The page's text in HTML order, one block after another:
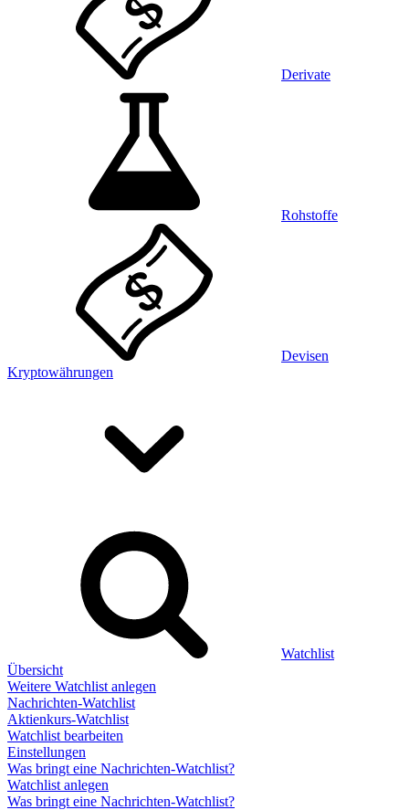
Derivate
Rohstoffe
Devisen
Kryptowährungen
Watchlist
Übersicht
Weitere Watchlist anlegen
Nachrichten-Watchlist
Aktienkurs-Watchlist
Watchlist bearbeiten
Einstellungen
Was bringt eine Nachrichten-Watchlist?
Watchlist anlegen
Was bringt eine Nachrichten-Watchlist?